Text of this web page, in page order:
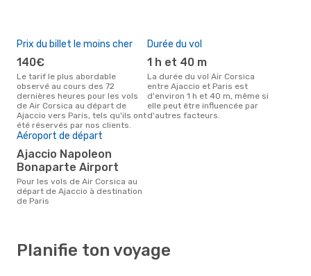
Prix du billet le moins cher
140€
Le tarif le plus abordable
observé au cours des 72
dernières heures pour les vols
de Air Corsica au départ de
Ajaccio vers Paris, tels qu'ils ont
été réservés par nos clients.
Durée du vol
1 h et 40 m
La durée du vol Air Corsica
entre Ajaccio et Paris est
d'environ 1 h et 40 m, même si
elle peut être influencée par
d'autres facteurs.
Aéroport de départ
Ajaccio Napoleon
Bonaparte Airport
Pour les vols de Air Corsica au
départ de Ajaccio à destination
de Paris
Planifie ton voyage